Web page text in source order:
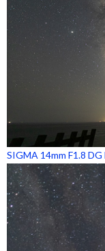
SIGMA 14mm F1.8 DG